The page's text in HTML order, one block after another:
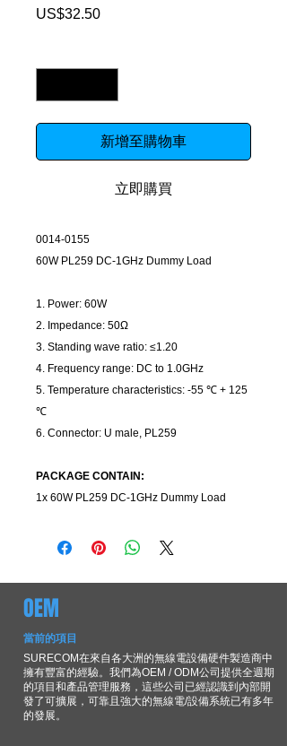
US$32.50價
新增至購物車
立即購買
0014-0155
60W PL259 DC-1GHz Dummy Load
1. Power: 60W
2. Impedance: 50Ω
3. Standing wave ratio: ≤1.20
4. Frequency range: DC to 1.0GHz
5. Temperature characteristics: -55 ℃ + 125
℃
6. Connector: U male, PL259
PACKAGE CONTAIN:
1x 60W PL259 DC-1GHz Dummy Load
OEM
當前的項目
SURECOM在來自各大洲的無線電設備硬件製造商中
擁有豐富的經驗。我們為OEM / ODM公司提供全週期
的項目和產品管理服務，這些公司已經認識到內部開
發了可擴展，可靠且強大的無線電/設備系統已有多年
的發展。